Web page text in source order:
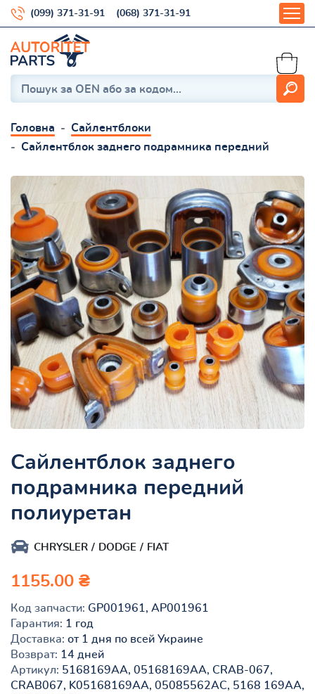
(099) 371-31-91 (068) 371-31-91
Головна
Сайлентблоки
Сайлентблок заднего подрамника передний
Сайлентблок заднего
подрамника передний
полиуретан
CHRYSLER DODGE FIAT
1155.00 ₴
Код запчасти: GP001961, AP001961
Гарантия: 1 год
Доставка: от 1 дня по всей Украине
Возврат: 14 дней
Артикул: 5168169AA, 05168169AA, CRAB-067,
CRAB067, K05168169AA, 05085562AC, 5168 169AA,